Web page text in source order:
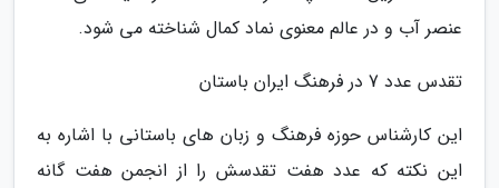
عنصر آب و در عالم معنوی نماد کمال شناخته می شود.
تقدس عدد 7 در فرهنگ ایران باستان
این کارشناس حوزه فرهنگ و زبان های باستانی با اشاره به
این نکته که عدد هفت تقدسش را از انجمن هفت گانه